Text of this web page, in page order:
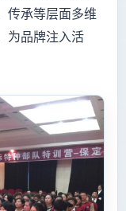
传承等层面多维
为品牌注入活